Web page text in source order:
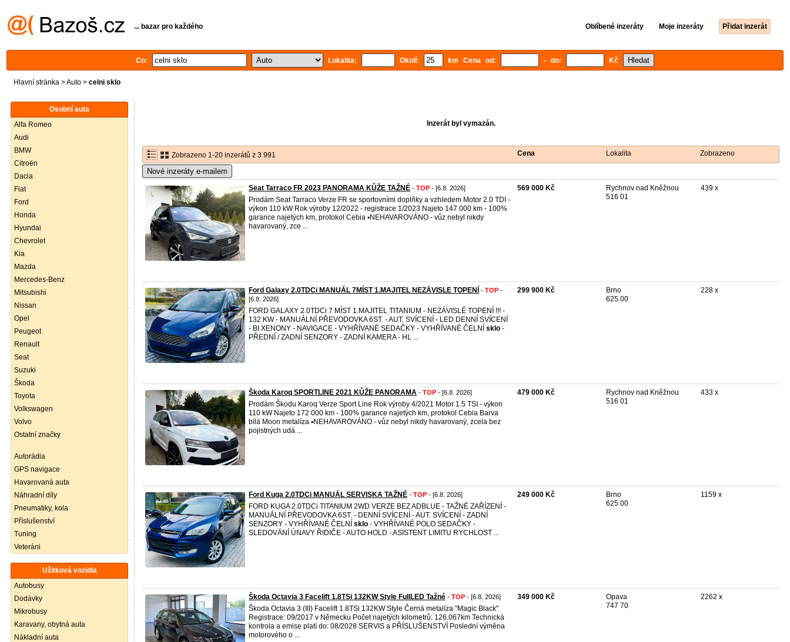
... bazar pro každého Oblíbené inzeráty Moje inzeráty Přidat inzerát
Co: Lokalita: Okolí: km Cena od: - do: Kč
Hlavní stránka >Auto > celni sklo
Osobní auta
Alfa Romeo
Audi
BMW
Citroën
Dacia
Fiat
Ford
Honda
Hyundai
Chevrolet
Kia
Mazda
Mercedes-Benz
Mitsubishi
Nissan
Opel
Peugeot
Renault
Seat
Suzuki
Škoda
Toyota
Volkswagen
Volvo
Ostatní značky
Autorádia
GPS navigace
Havarovaná auta
Náhradní díly
Pneumatiky, kola
Příslušenství
Tuning
Veteráni
Užitková vozidla
Autobusy
Dodávky
Mikrobusy
Karavany, obytná auta
Nákladní auta
Inzerát byl vymazán.
Zobrazeno 1-20 inzerátů z 3 991 Cena Lokalita Zobrazeno
Nové inzeráty e-mailem
Seat Tarraco FR 2023 PANORAMA KŮŽE TAŽNÉ - TOP - [6.8. 2026]
Prodám Seat Tarraco Verze FR se sportovními doplňky a vzhledem Motor 2.0 TDI -
výkon 110 kW Rok výroby 12/2022 - registrace 1/2023 Najeto 147 000 km - 100%
garance najetých km, protokol Cebia ▪️NEHAVAROVÁNO - vůz nebyl nikdy
havarovaný, zce ...
569 000 Kč
Rychnov nad Kněžnou
516 01
439 x
Ford Galaxy 2.0TDCi MANUÁL 7MÍST 1.MAJITEL NEZÁVISLE TOPENÍ - TOP -
[6.8. 2026]
FORD GALAXY 2.0TDCi 7 MÍST 1.MAJITEL TITANIUM - NEZÁVISLÉ TOPENÍ !!! -
132 KW - MANUÁLNÍ PŘEVODOVKA 6ST. - AUT. SVÍCENÍ - LED DENNÍ SVÍCENÍ
- BI XENONY - NAVIGACE - VYHŘÍVANÉ SEDAČKY - VYHŘÍVANÉ ČELNÍ sklo -
PŘEDNÍ / ZADNÍ SENZORY - ZADNÍ KAMERA - HL ...
299 900 Kč
Brno
625 00
228 x
Škoda Karoq SPORTLINE 2021 KŮŽE PANORAMA - TOP - [6.8. 2026]
Prodám Škodu Karoq Verze Sport Line Rok výroby 4/2021 Motor 1.5 TSI - výkon
110 kW Najeto 172 000 km - 100% garance najetých km, protokol Cebia Barva
bílá Moon metalíza ▪️NEHAVAROVÁNO - vůz nebyl nikdy havarovaný, zcela bez
pojistných udá ...
479 000 Kč
Rychnov nad Kněžnou
516 01
433 x
Ford Kuga 2.0TDCi MANUÁL SERVISKA TAŽNÉ - TOP - [6.8. 2026]
FORD KUGA 2.0TDCi TITANIUM 2WD VERZE BEZ ADBLUE - TAŽNÉ ZAŘÍZENÍ -
MANUÁLNÍ PŘEVODOVKA 6ST. - DENNÍ SVÍCENÍ - AUT. SVÍCENÍ - ZADNÍ
SENZORY - VYHŘÍVANÉ ČELNÍ sklo - VYHŘÍVANÉ POLO SEDAČKY -
SLEDOVÁNÍ ÚNAVY ŘIDIČE - AUTO HOLD - ASISTENT LIMITU RYCHLOST ...
249 000 Kč
Brno
625 00
1159 x
Škoda Octavia 3 Facelift 1.8TSi 132KW Style FullLED Tažné - TOP - [6.8. 2026]
Škoda Octavia 3 (III) Facelift 1.8TSi 132KW Style Černá metalíza "Magic Black"
Registrace: 09/2017 v Německu Počet najetých kilometrů: 126.067km Technická
kontrola a emise platí do: 08/2028 SERVIS a PŘÍSLUŠENSTVÍ Poslední výměna
motorového o ...
349 000 Kč
Opava
747 70
2262 x